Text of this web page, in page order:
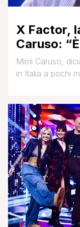
X Factor,
Caruso:
Mimì Caruso,
in Italia a pochi
Manuel Agnelli
rimasta in gara.
colto